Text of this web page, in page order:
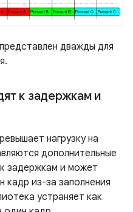
дважды для
к задержкам и
нагрузку на
дополнительные
задержкам и может
кадр из-за заполнения
устраняет как